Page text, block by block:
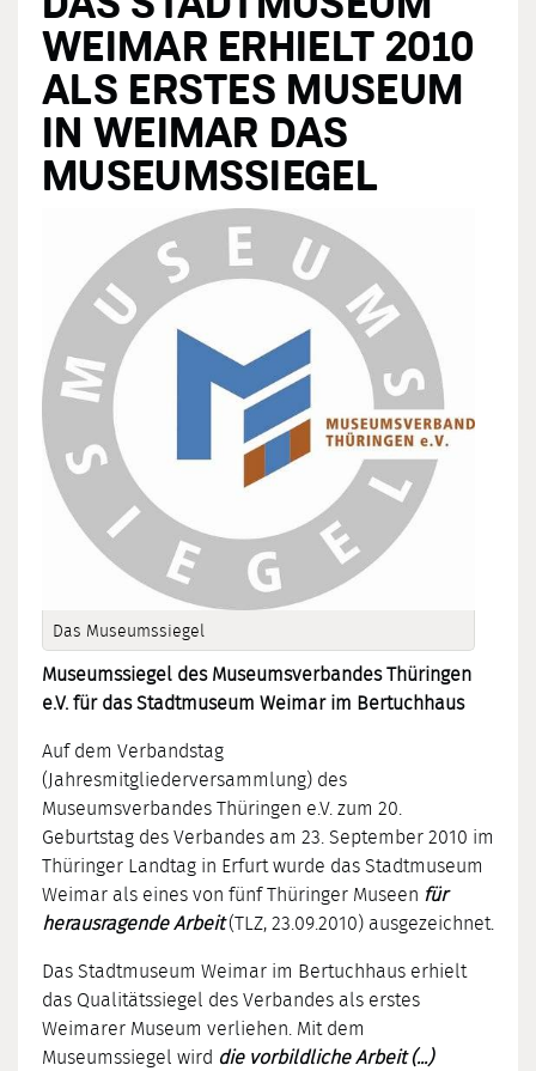
WEIMAR ERHIELT 2010
ALS ERSTES MUSEUM
IN WEIMAR DAS
MUSEUMSSIEGEL
Das Museumssiegel
Museumssiegel des Museumsverbandes Thüringen
e.V. für das Stadtmuseum Weimar im Bertuchhaus
Auf dem Verbandstag
(Jahresmitgliederversammlung) des
Museumsverbandes Thüringen e.V. zum 20.
Geburtstag des Verbandes am 23. September 2010 im
Thüringer Landtag in Erfurt wurde das Stadtmuseum
Weimar als eines von fünf Thüringer Museen für
herausragende Arbeit(TLZ, 23.09.2010) ausgezeichnet.
Das Stadtmuseum Weimar im Bertuchhaus erhielt
das Qualitätssiegel des Verbandes als erstes
Weimarer Museum verliehen. Mit dem
Museumssiegel wird die vorbildliche Arbeit (...)